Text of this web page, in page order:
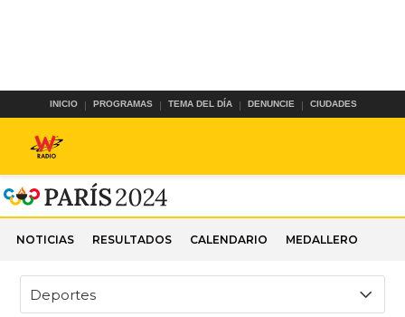
INICIO PROGRAMAS TEMA DEL DÍA DENUNCIE CIUDADES
NOTICIAS RESULTADOS CALENDARIO MEDALLERO
Deportes